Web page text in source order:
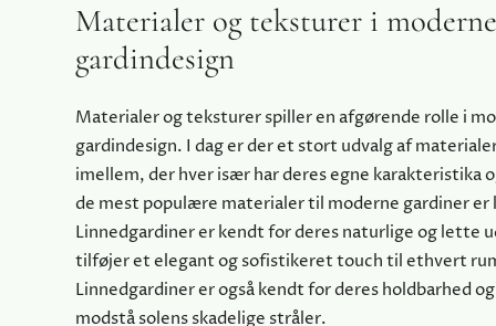
Materialer og teksturer i moderne
gardindesign
Materialer og teksturer spiller en afgørende rolle i
gardindesign. I dag er der et stort udvalg af
imellem, der hver især har deres egne karakteristika
de mest populære materialer til moderne gardiner er
Linnedgardiner er kendt for deres naturlige og lette
tilføjer et elegant og sofistikeret touch til ethvert
Linnedgardiner er også kendt for deres holdbarhed
modstå solens skadelige stråler.